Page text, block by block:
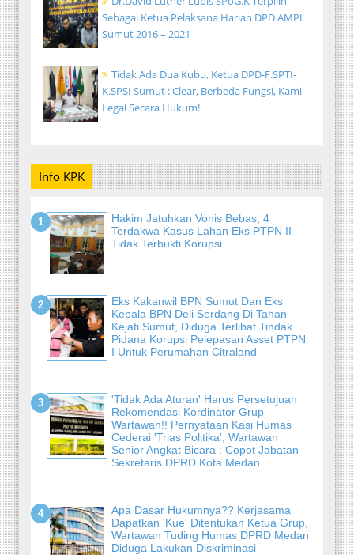
Sebagai Ketua Pelaksana Harian DPD AMPI
Sumut 2016 – 2021
Tidak Ada Dua Kubu, Ketua DPD-F.SPTI-
K.SPSI Sumut : Clear, Berbeda Fungsi, Kami
Legal Secara Hukum!
Info KPK
Hakim Jatuhkan Vonis Bebas, 4
Terdakwa Kasus Lahan Eks PTPN II
Tidak Terbukti Korupsi
Eks Kakanwil BPN Sumut Dan Eks
Kepala BPN Deli Serdang Di Tahan
Kejati Sumut, Diduga Terlibat Tindak
Pidana Korupsi Pelepasan Asset PTPN
I Untuk Perumahan Citraland
'Tidak Ada Aturan' Harus Persetujuan
Rekomendasi Kordinator Grup
Wartawan!! Pernyataan Kasi Humas
Cederai 'Trias Politika', Wartawan
Senior Angkat Bicara : Copot Jabatan
Sekretaris DPRD Kota Medan
Apa Dasar Hukumnya?? Kerjasama
Dapatkan 'Kue' Ditentukan Ketua Grup,
Wartawan Tuding Humas DPRD Medan
Diduga Lakukan Diskriminasi